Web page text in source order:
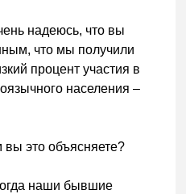
надеюсь, что вы
что мы получили
процент участия в
населения –
вы это объясняете?
наши бывшие